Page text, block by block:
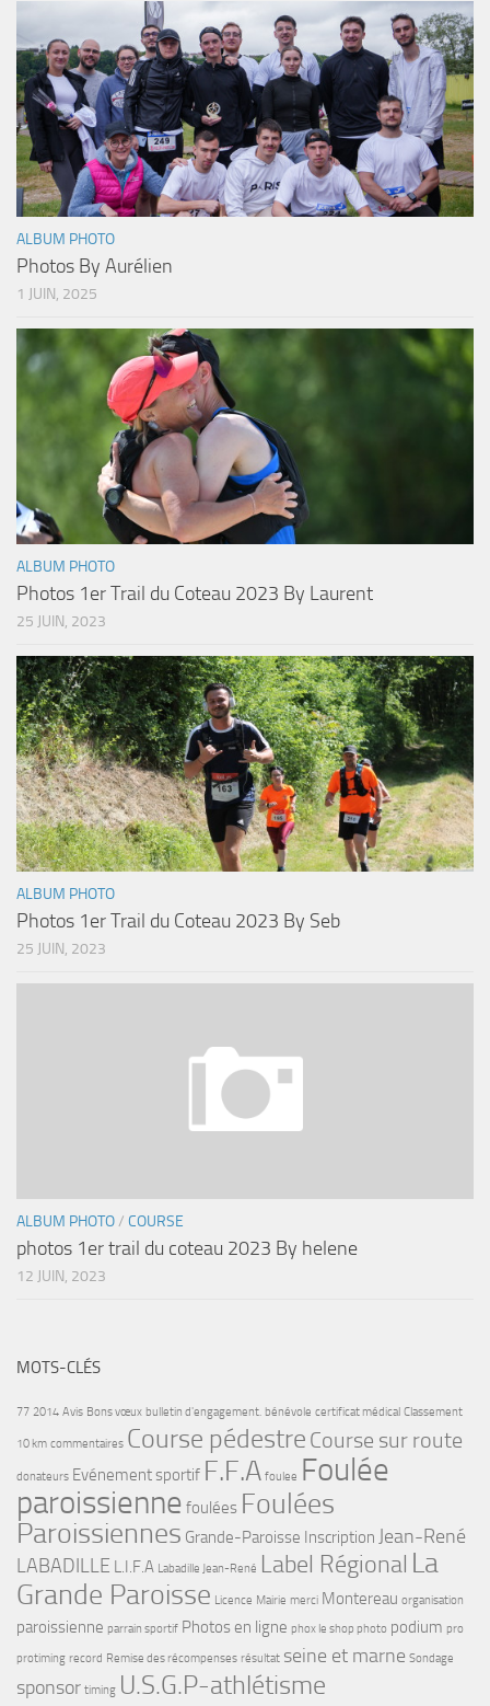
ALBUM PHOTO
Photos By Aurélien
1 JUIN, 2025
ALBUM PHOTO
Photos 1er Trail du Coteau 2023 By Laurent
25 JUIN, 2023
ALBUM PHOTO
Photos 1er Trail du Coteau 2023 By Seb
25 JUIN, 2023
ALBUM PHOTO/ COURSE
photos 1er trail du coteau 2023 By helene
12 JUIN, 2023
MOTS-CLÉS
77 2014 Avis Bons vœux bulletin d'engagement. bénévole certificat médical Classement
10 km commentaires Course pédestre Course sur route
donateurs Evénement sportif F.F.A foulee Foulée
paroissienne foulées Foulées
Paroissiennes Grande-Paroisse Inscription Jean-René
LABADILLE L.I.F.A Labadille Jean-René Label Régional La
Grande Paroisse Licence Mairie merci Montereau organisation
paroissienne parrain sportif Photos en ligne phox le shop photo podium pro
protiming record Remise des récompenses résultat seine et marne Sondage
sponsor timing U.S.G.P-athlétisme